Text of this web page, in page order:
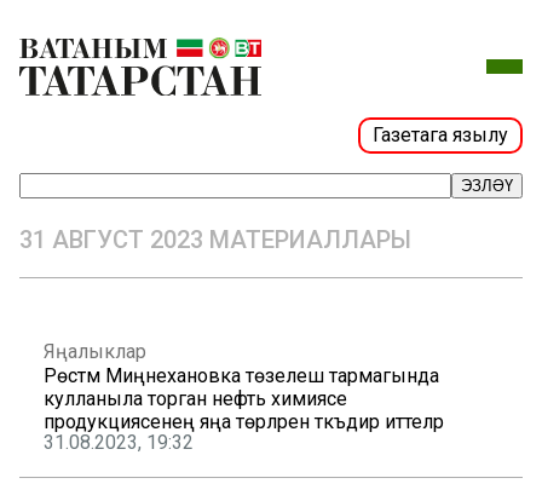
Газетага язылу
ЭЗЛӘҮ
31 АВГУСТ 2023 МАТЕРИАЛЛАРЫ
Яңалыклар
Рөстәм Миңнехановка төзелеш тармагында
кулланыла торган нефть химиясе
продукциясенең яңа төрләрен тәкъдир иттеләр
31.08.2023, 19:32